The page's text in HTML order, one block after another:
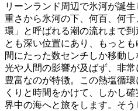
リーンランド周辺で氷河が誕
重さから氷河の下、何百、何
環」と呼ばれる潮の流れまで
とも深い位置にあり、もっと
間にたった数センチしか移動
光や人間の影響が及ばず、非
豊富なのが特徴。この熱塩循
くりと時間をかけて、しかし
界中の海へと旅をします。そ